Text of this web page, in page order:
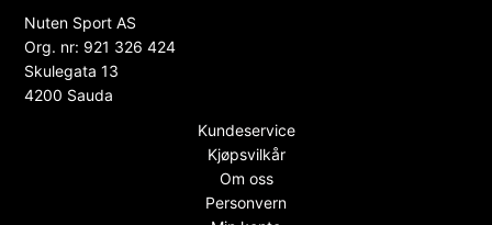
Nuten Sport AS
Org. nr: 921 326 424
Skulegata 13
4200 Sauda
Kundeservice
Kjøpsvilkår
Om oss
Personvern